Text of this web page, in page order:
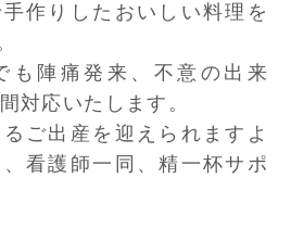
作りしたおいしい料理を
も陣痛発来、不意の出来
対応いたします。
ご出産を迎えられますよ
看護師一同、精一杯サポ